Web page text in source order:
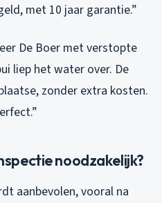
met 10 jaar garantie.”
De Boer met verstopte
liep het water over. De
zonder extra kosten.
noodzakelijk?
aanbevolen, vooral na